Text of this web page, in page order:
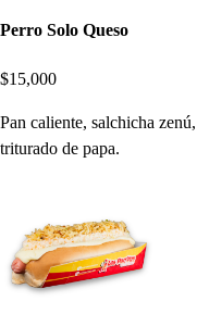
Perro Solo Queso
$15,000
Pan caliente, salchicha
triturado de papa.